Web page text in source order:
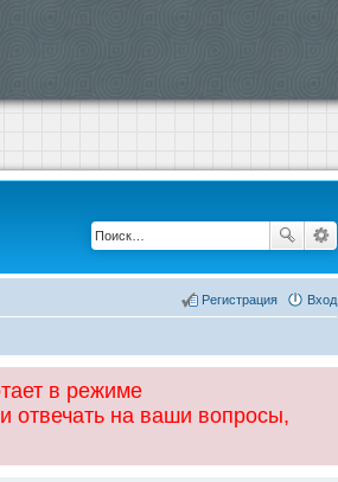
Вход
Регистрация
в режиме
отвечать на ваши вопросы,